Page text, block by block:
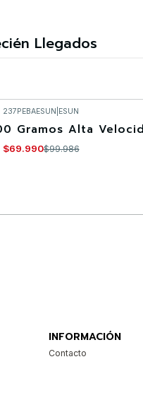
Llegados
237PEBAESUN ESUN
Gramos Alta
$69.990$99.986
INFORMACIÓN
Contacto